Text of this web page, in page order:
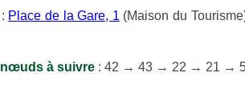
: Place de la Gare, 1 (Maison du
à suivre : 42 → 43 → 22 → 21 →